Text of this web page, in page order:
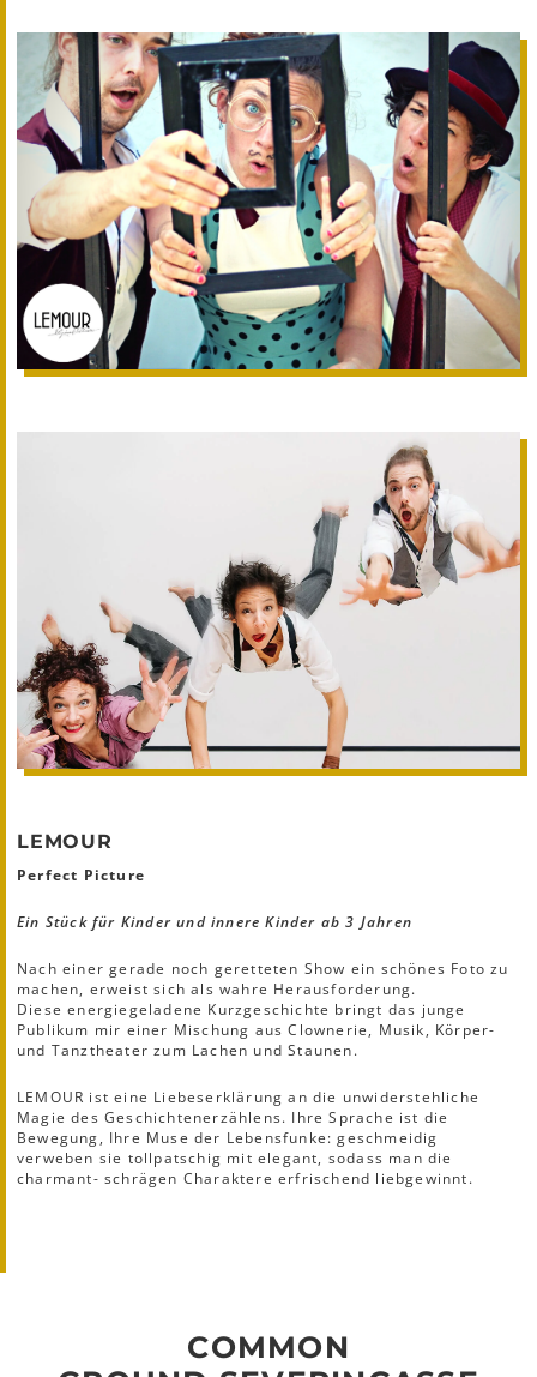
LEMOUR
Perfect Picture
Ein Stück für Kinder und innere Kinder ab 3 Jahren
Nach einer gerade noch geretteten Show ein schönes Foto zu
machen, erweist sich als wahre Herausforderung.
Diese energiegeladene Kurzgeschichte bringt das junge
Publikum mir einer Mischung aus Clownerie, Musik, Körper-
und Tanztheater zum Lachen und Staunen.
LEMOUR ist eine Liebeserklärung an die unwiderstehliche
Magie des Geschichtenerzählens. Ihre Sprache ist die
Bewegung, Ihre Muse der Lebensfunke: geschmeidig
verweben sie tollpatschig mit elegant, sodass man die
charmant- schrägen Charaktere erfrischend liebgewinnt.
COMMON